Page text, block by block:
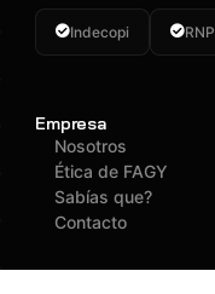
Indecopi RNP
Empresa
Nosotros
Ética de FAGY
Sabías que?
Contacto